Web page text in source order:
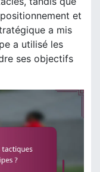
et
a mis
a utilisé les
ses objectifs